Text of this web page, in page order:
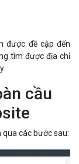
được đề cập đến
tìm được địa chỉ
cầu
các bước sau: